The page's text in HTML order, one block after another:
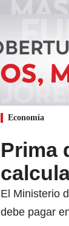
Economía
Prima
El Ministerio
debe pagar